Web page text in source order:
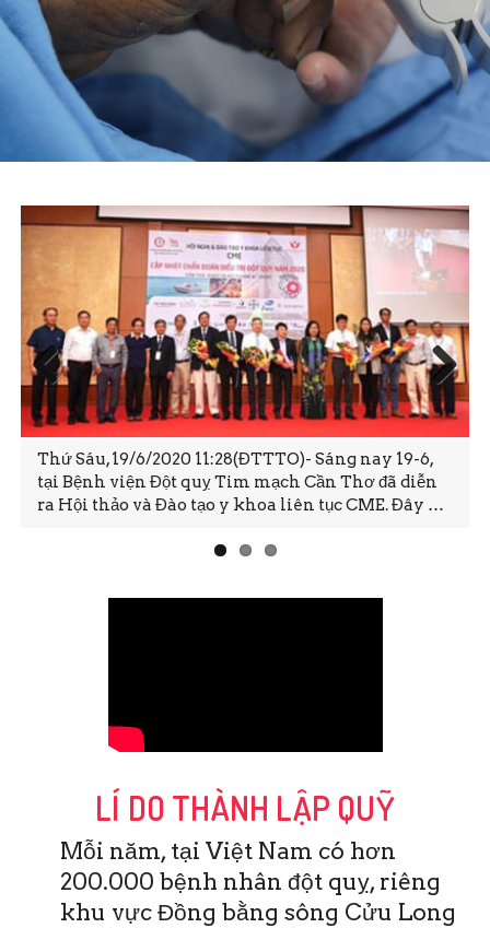
Thứ Sáu, 19/6/2020 11:28(ĐTTTO)- Sáng nay 19-6,
tại Bệnh viện Đột quỵ Tim mạch Cần Thơ đã diễn
ra Hội thảo và Đào tạo y khoa liên tục CME. Đây …
Prev
ious
Next
LÍ DO THÀNH LẬP QUỸ
Mỗi năm, tại Việt Nam có hơn
200.000 bệnh nhân đột quỵ, riêng
khu vực Đồng bằng sông Cửu Long